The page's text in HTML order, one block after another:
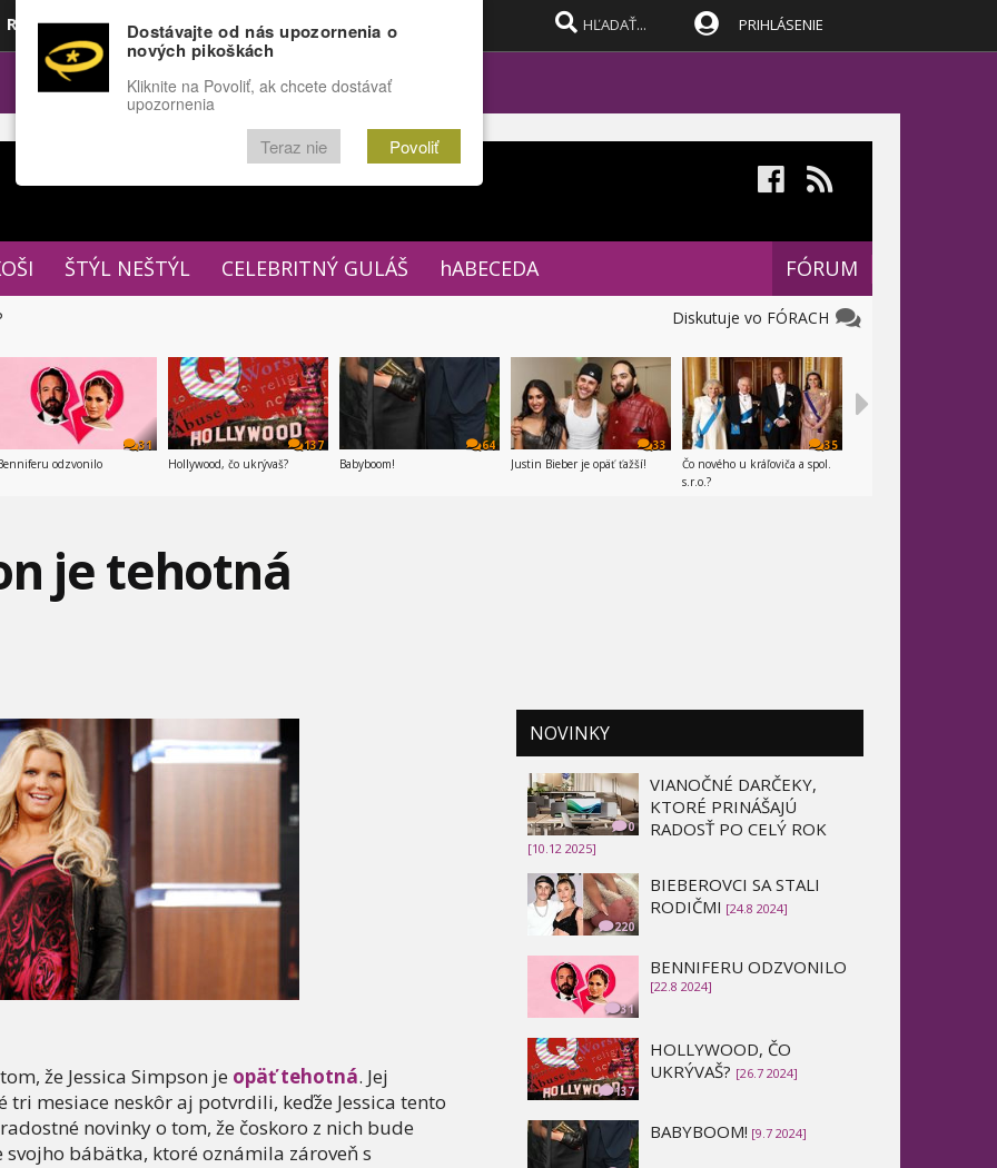
Rozprávky Funny Docu
FÓRUM
PRIHLÁSENIE
ŠTÝL NEŠTÝL CELEBRITNÝ GULÁŠ hABECEDA FÓRUM
Diskutuje vo FÓRACH
31
odzvonilo
137
Hollywood, čo ukrývaš?
64
Babyboom!
33
Justin Bieber je opäť ťažší!
35
Čo nového u kráľoviča a spol.
s.r.o.?
je tehotná
že Jessica Simpson je opäť tehotná. Jej
tri mesiace neskôr aj potvrdili, keďže Jessica tento
novinky o tom, že čoskoro z nich bude
bábätka, ktoré oznámila zároveň s
NOVINKY
0
VIANOČNÉ DARČEKY,
KTORÉ PRINÁŠAJÚ
RADOSŤ PO CELÝ ROK
[10.12 2025]
220
BIEBEROVCI SA STALI
RODIČMI [24.8 2024]
31
BENNIFERU ODZVONILO
[22.8 2024]
137
HOLLYWOOD, ČO
UKRÝVAŠ? [26.7 2024]
BABYBOOM! [9.7 2024]
Dostávajte od nás upozornenia o
nových pikoškách
Kliknite na Povoliť, ak chcete dostávať
upozornenia
Teraz nie Povoliť